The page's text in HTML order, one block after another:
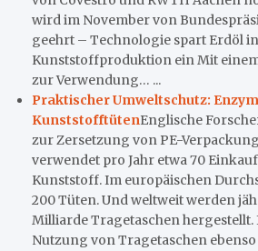
wird im November von
geehrt – Technologie spart Erdöl in
Kunststoffproduktion ein Mit
zur Verwendung… ...
Praktischer Umweltschutz:
KunststofftütenEnglische
zur Zersetzung von PE-
verwendet pro Jahr etwa 70
Kunststoff. Im europäischen
200 Tüten. Und weltweit werden
Milliarde Tragetaschen hergestellt.
Nutzung von Tragetaschen